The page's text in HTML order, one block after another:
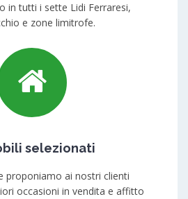
in tutti i sette Lidi Ferraresi,
e zone limitrofe.
selezionati
proponiamo ai nostri clienti
occasioni in vendita e affitto